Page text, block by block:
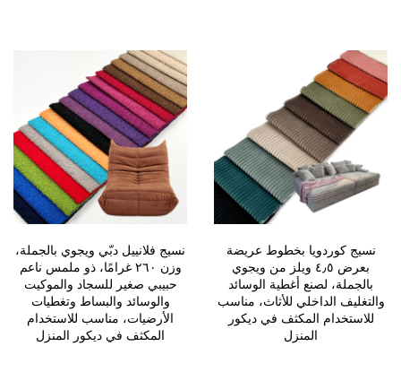
نسيج كوردويا بخطوط عريضة
بعرض ٤٫٥ ويلز من ويجوي
بالجملة، لصنع أغطية الوسائد
والتغليف الداخلي للأثاث، مناسب
للاستخدام المكثف في ديكور
المنزل
نسيج فلانييل دبّي ويجوي بالجملة،
وزن ٢٦٠ غرامًا، ذو ملمس ناعم
حبيبي صغير للسجاد والموكيت
والوسائد والبساط وتغطيات
الأرضيات، مناسب للاستخدام
المكثف في ديكور المنزل